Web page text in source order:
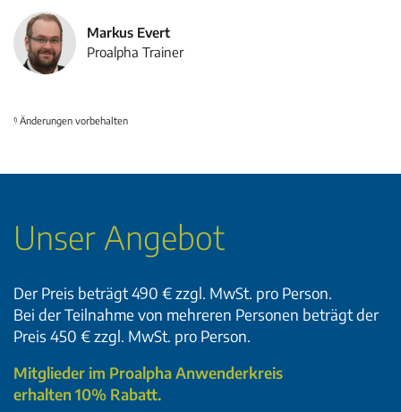
Markus Evert
Proalpha Trainer
1) Änderungen vorbehalten
Unser Angebot
Der Preis beträgt 490 € zzgl. MwSt. pro Person.
Bei der Teilnahme von mehreren Personen beträgt der
Preis 450 € zzgl. MwSt. pro Person.
Mitglieder im Proalpha Anwenderkreis
erhalten 10% Rabatt.